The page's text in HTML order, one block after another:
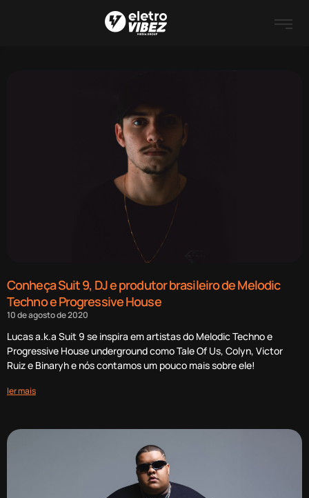
Conheça Suit 9, DJ e produtor brasileiro de Melodic
Techno e Progressive House
10 de agosto de 2020
Lucas a.k.a Suit 9 se inspira em artistas do Melodic Techno e
Progressive House underground como Tale Of Us, Colyn, Victor
Ruiz e Binaryh e nós contamos um pouco mais sobre ele!
ler mais